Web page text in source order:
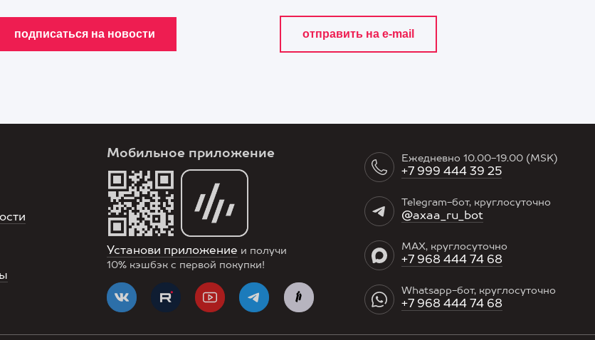
Мобильное приложение
Установи приложение и получи
10% кэшбэк с первой покупки!
Ежедневно 10.00-19.00 (MSK)
+7 999 444 39 25
Telegram-бот, круглосуточно
@axaa_ru_bot
MAX, круглосуточно
+7 968 444 74 68
Whatsapp-бот, круглосуточно
+7 968 444 74 68